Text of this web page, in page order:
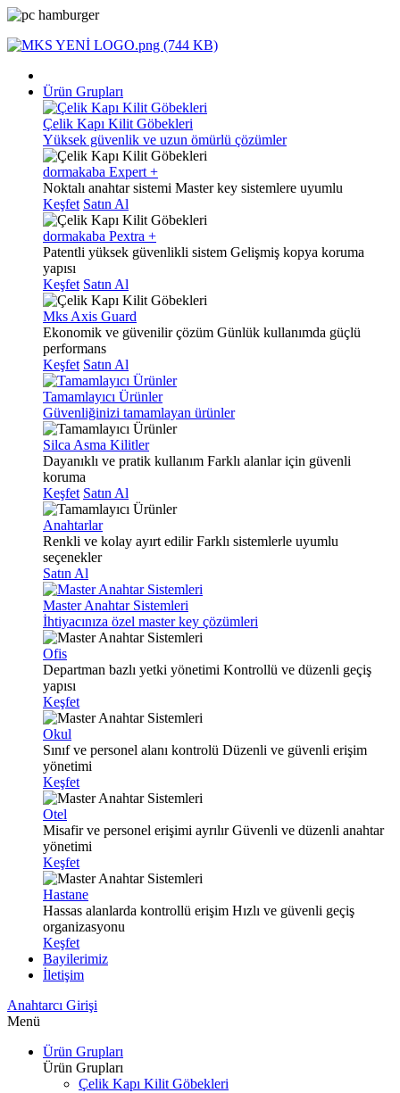
Ürün Grupları
Çelik Kapı Kilit Göbekleri
Yüksek güvenlik ve uzun ömürlü çözümler
dormakaba Expert +
Noktalı anahtar sistemi Master key sistemlere uyumlu
Keşfet Satın Al
dormakaba Pextra +
Patentli yüksek güvenlikli sistem Gelişmiş kopya koruma
yapısı
Keşfet Satın Al
Mks Axis Guard
Ekonomik ve güvenilir çözüm Günlük kullanımda güçlü
performans
Keşfet Satın Al
Tamamlayıcı Ürünler
Güvenliğinizi tamamlayan ürünler
Silca Asma Kilitler
Dayanıklı ve pratik kullanım Farklı alanlar için güvenli
koruma
Keşfet Satın Al
Anahtarlar
Renkli ve kolay ayırt edilir Farklı sistemlerle uyumlu
seçenekler
Satın Al
Master Anahtar Sistemleri
İhtiyacınıza özel master key çözümleri
Ofis
Departman bazlı yetki yönetimi Kontrollü ve düzenli geçiş
yapısı
Keşfet
Okul
Sınıf ve personel alanı kontrolü Düzenli ve güvenli erişim
yönetimi
Keşfet
Otel
Misafir ve personel erişimi ayrılır Güvenli ve düzenli anahtar
yönetimi
Keşfet
Hastane
Hassas alanlarda kontrollü erişim Hızlı ve güvenli geçiş
organizasyonu
Keşfet
Bayilerimiz
İletişim
Anahtarcı Girişi
Menü
Ürün Grupları
Ürün Grupları
Çelik Kapı Kilit Göbekleri